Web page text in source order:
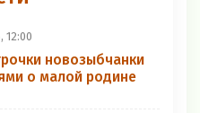
12:00
новозыбчанки
о малой родине